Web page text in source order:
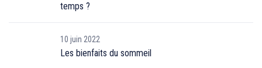
temps ?
10 juin 2022
Les bienfaits du sommeil